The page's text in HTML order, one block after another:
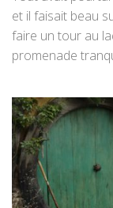
et il faisait beau
faire un tour au
promenade